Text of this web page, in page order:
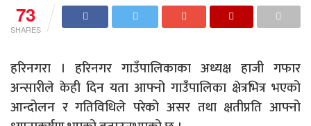
73
SHARES
हरिनगरा । हरिनगर गाउँपालिकाका अध्यक्ष हाजी गफार
अन्सारीले केही दिन यता आफ्नो गाउँपालिका क्षेत्रभित्र भएको
आन्दोलन र गतिविधिले परेको असर तथा क्षतीप्रति आफ्नो